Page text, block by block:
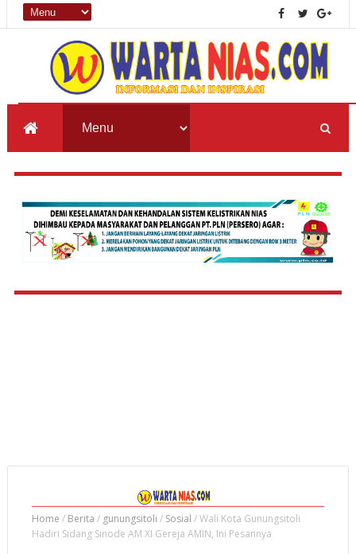
Home / Berita / gunungsitoli / Sosial /Wali Kota Gunungsitoli
Hadiri Sidang Sinode AM XI Gereja AMIN, Ini Pesannya